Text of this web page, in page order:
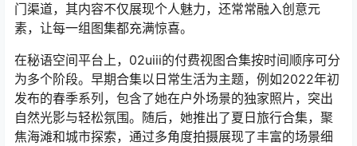
门渠道，其内容不仅展现个人魅力，还常常融入创意元
素，让每一组图集都充满惊喜。
在秘语空间平台上，02uiii的付费视图合集按时间顺序可分
为多个阶段。早期合集以日常生活为主题，例如2022年初
发布的春季系列，包含了她在户外场景的独家照片，突出
自然光影与轻松氛围。随后，她推出了夏日旅行合集，聚
焦海滩和城市探索，通过多角度拍摄展现了丰富的场景细